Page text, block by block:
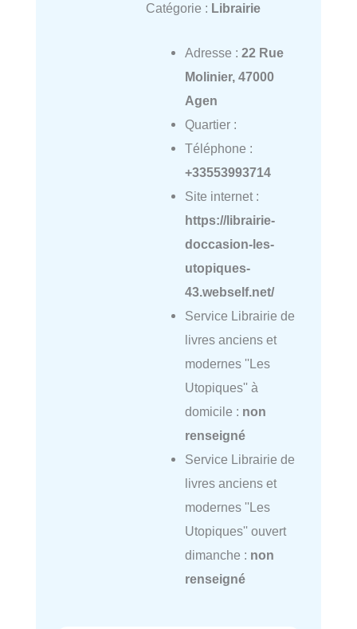
Catégorie : Librairie
Adresse : 22 Rue
Molinier, 47000
Agen
Quartier :
Téléphone :
+33553993714
Site internet :
https://librairie-
doccasion-les-
utopiques-
43.webself.net/
Service Librairie de
livres anciens et
modernes ''Les
Utopiques'' à
domicile : non
renseigné
Service Librairie de
livres anciens et
modernes ''Les
Utopiques'' ouvert
dimanche : non
renseigné